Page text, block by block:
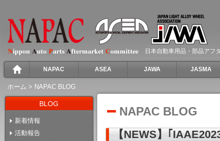
日本自動車用品・部品アフ
NAPAC ASEA JAWA JASMA
ホーム > NAPAC BLOG
BLOG
新着情報
活動報告
NAPAC BLOG
【NEWS】｢